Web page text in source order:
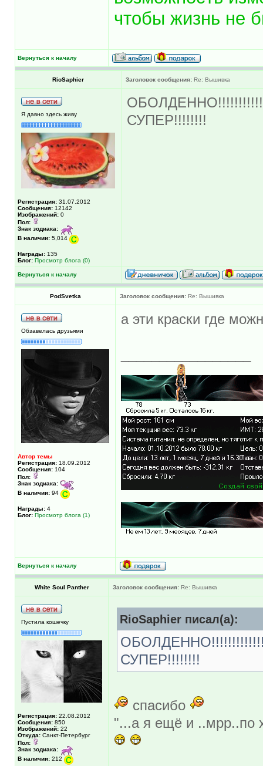
чтобы жизнь не
Вернуться к началу
RioSaphier Заголовок сообщения: Re: Вышивка
Я давно здесь живу
Регистрация: 31.07.2012
Сообщения: 12142
Изображений: 0
Пол:
Знак зодиака:
В наличии: 5,014
Награды: 135
Блог: Просмотр блога (0)
СУПЕР!!!!!!!!
Вернуться к началу
PodSvetka Заголовок сообщения: Re: Вышивка
Обзавелась друзьями
Автор темы
Регистрация: 18.09.2012
Сообщения: 104
Пол:
Знак зодиака:
В наличии: 94
Награды: 4
Блог: Просмотр блога (1)
а эти краски где
Вернуться к началу
White Soul Panther Заголовок сообщения: Re: Вышивка
Пустила кошечку
Регистрация: 22.08.2012
Сообщения: 850
Изображений: 22
Откуда: Санкт-Петербург
Пол:
Знак зодиака:
В наличии: 212
RioSaphier писал(а):
СУПЕР!!!!!!!!
спасибо
"...а я ещё и ..мрр..по